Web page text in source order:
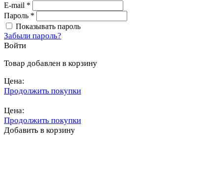
E-mail *
Пароль *
Показывать пароль
Забыли пароль?
Войти
Товар добавлен в корзину
Цена:
Продолжить покупки
Цена:
Продолжить покупки
Добавить в корзину